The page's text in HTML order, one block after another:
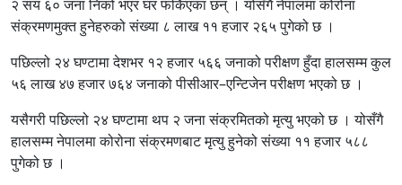
२ सय ६० जना निको भएर घर फर्किएका छन् । योसँगै नेपालमा कोरोना
संक्रमणमुक्त हुनेहरुको संख्या ८ लाख ११ हजार २६५ पुगेको छ ।
पछिल्लो २४ घण्टामा देशभर १२ हजार ५६६ जनाको परीक्षण हुँदा हालसम्म कुल
५६ लाख ४७ हजार ७६४ जनाको पीसीआर–एन्टिजेन परीक्षण भएको छ ।
यसैगरी पछिल्लो २४ घण्टामा थप २ जना संक्रमितको मृत्यु भएको छ । योसँगै
हालसम्म नेपालमा कोरोना संक्रमणबाट मृत्यु हुनेको संख्या ११ हजार ५८८
पुगेको छ ।